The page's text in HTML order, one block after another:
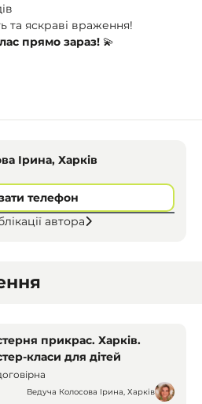
та яскраві враження!
прямо зараз! 💫
Ірина, Харків
телефон
автора
прикрас. Харків.
класи для дітей
Ведуча Колосова Ірина, Харків